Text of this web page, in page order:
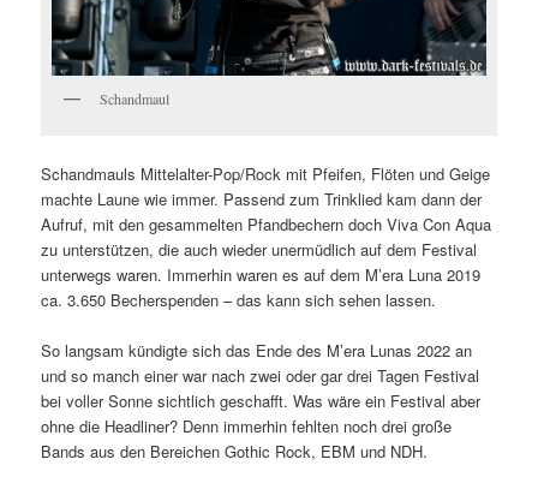
Schandmaul
Schandmauls Mittelalter-Pop/Rock mit Pfeifen, Flöten und Geige
machte Laune wie immer. Passend zum Trinklied kam dann der
Aufruf, mit den gesammelten Pfandbechern doch Viva Con Aqua
zu unterstützen, die auch wieder unermüdlich auf dem Festival
unterwegs waren. Immerhin waren es auf dem M’era Luna 2019
ca. 3.650 Becherspenden – das kann sich sehen lassen.
So langsam kündigte sich das Ende des M’era Lunas 2022 an
und so manch einer war nach zwei oder gar drei Tagen Festival
bei voller Sonne sichtlich geschafft. Was wäre ein Festival aber
ohne die Headliner? Denn immerhin fehlten noch drei große
Bands aus den Bereichen Gothic Rock, EBM und NDH.